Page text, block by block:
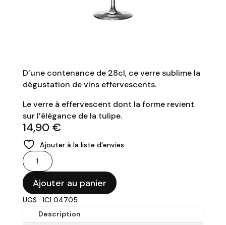
D’une contenance de 28cl, ce verre sublime la
dégustation de vins effervescents.
Le verre à effervescent dont la forme revient
sur l’élégance de la tulipe.
14,90 €
Ajouter à la liste d’envies
quantité
de
HELICIUM
-
Verre
Ajouter au panier
UGS : 1C1 04705
Description